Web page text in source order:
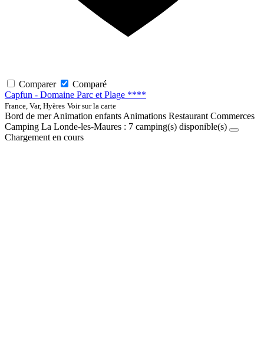
Comparer
Comparé
Capfun - Domaine Parc et Plage ****
France, Var, Hyères Voir sur la carte
Bord de merAnimation enfantsAnimations Restaurant Commerces
Camping La Londe-les-Maures : 7 camping(s) disponible(s)
Chargement en cours